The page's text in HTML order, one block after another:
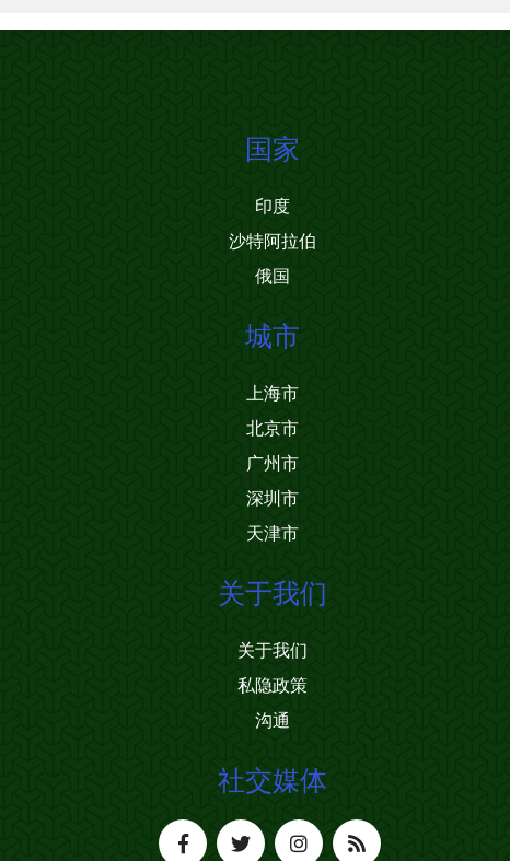
国家
印度
沙特阿拉伯
俄国
城市
上海市
北京市
广州市
深圳市
天津市
关于我们
关于我们
私隐政策
沟通
社交媒体